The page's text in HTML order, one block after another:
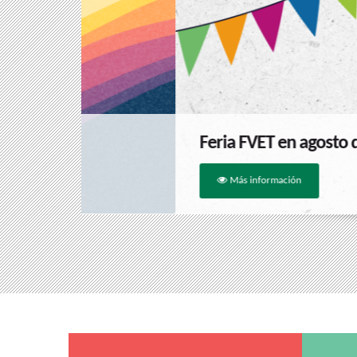
Feria FVET en agosto de 2026